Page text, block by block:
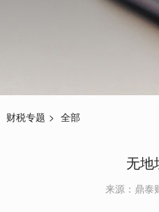
财税专题 > 全部
无地
来源： 鼎泰